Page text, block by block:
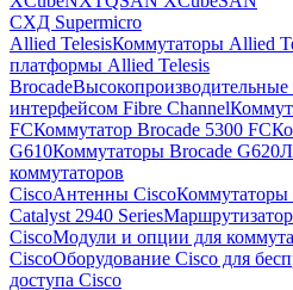
СХД Supermicro
Allied TelesisКоммутаторы Allied
платформы Allied Telesis
Brocade
интерфейсом Fibre Channel
FCКоммутатор Brocade 5300 FC
G610Коммутаторы Brocade G620
коммутаторов
CiscoАнтенны CiscoКоммутаторы
Catalyst 2940 Series
CiscoМодули и опции для
CiscoОборудование Cisco для
доступа Cisco